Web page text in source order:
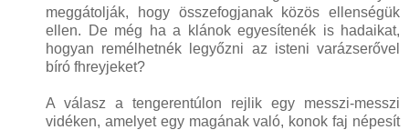
meggátolják, hogy összefogjanak közös ellenségük
ellen. De még ha a klánok egyesítenék is hadaikat,
hogyan remélhetnék legyőzni az isteni varázserővel
bíró fhreyjeket?
A válasz a tengerentúlon rejlik egy messzi-messzi
vidéken, amelyet egy magának való, konok faj népesít